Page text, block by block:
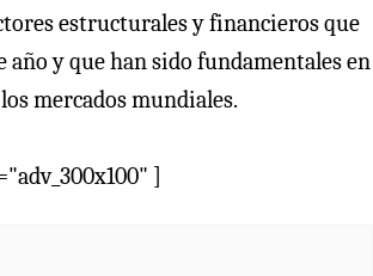
estructurales y financieros que
año y que han sido fundamentales en
mercados mundiales.
]